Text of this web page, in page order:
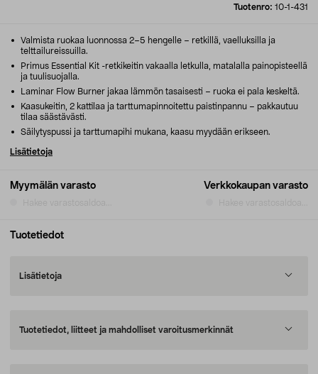
Tuotenro: 10-1-431
Myymälän varasto Verkkokaupan varasto
Valmista ruokaa luonnossa 2–5 hengelle – retkillä, vaelluksilla ja
telttailureissuilla.
Primus Essential Kit -retkikeitin vakaalla letkulla, matalalla painopisteellä
ja tuulisuojalla.
Laminar Flow Burner jakaa lämmön tasaisesti – ruoka ei pala keskeltä.
Kaasukeitin, 2 kattilaa ja tarttumapinnoitettu paistinpannu – pakkautuu
tilaa säästävästi.
Säilytyspussi ja tarttumapihi mukana, kaasu myydään erikseen.
Lisätietoja
Tuotetiedot
Lisätietoja
Tuotetiedot, liitteet ja mahdolliset varoitusmerkinnät